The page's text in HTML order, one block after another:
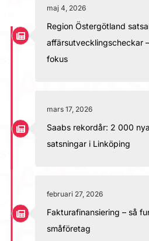
maj 4, 2026
Region Östergötland
affärsutvecklingscheckar
fokus
mars 17, 2026
Saabs rekordår: 2 000
satsningar i Linköping
februari 27, 2026
Fakturafinansiering – så
småföretag